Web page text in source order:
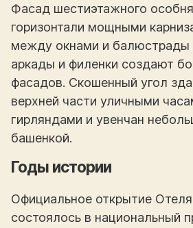
Фасад шестиэтажного
горизонтали мощными
между окнами и балюстрады
аркады и филенки создают
фасадов. Скошенный угол
верхней части уличными
гирляндами и увенчан
башенкой.
Годы истории
Официальное открытие
состоялось в национальный